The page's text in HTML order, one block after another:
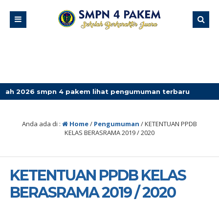
4 pakem lihat pengumuman terbaru
Anda ada di : Home/ Pengumuman /KETENTUAN PPDB
KELAS BERASRAMA 2019 / 2020
KETENTUAN PPDB KELAS
BERASRAMA 2019 / 2020